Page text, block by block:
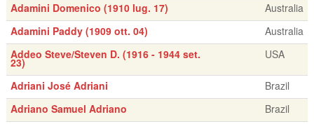
Adamini Domenico (1910 lug. 17)
Australia
Adamini Paddy (1909 ott. 04)
Australia
Addeo Steve/Steven D. (1916 - 1944 set.
23)
USA
Adriani José Adriani
Brazil
Adriano Samuel Adriano
Brazil